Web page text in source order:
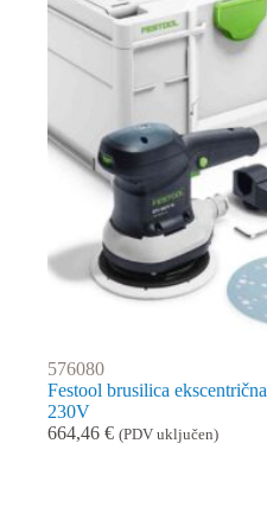
576080
Festool brusilica
230V
664,46 € (PDV uključen)